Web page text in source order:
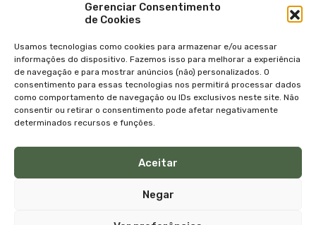
Gerenciar Consentimento
de Cookies
Usamos tecnologias como cookies para armazenar e/ou acessar
informações do dispositivo. Fazemos isso para melhorar a experiência
de navegação e para mostrar anúncios (não) personalizados. O
consentimento para essas tecnologias nos permitirá processar dados
como comportamento de navegação ou IDs exclusivos neste site. Não
consentir ou retirar o consentimento pode afetar negativamente
determinados recursos e funções.
Aceitar
Negar
Início
Imóveis
Empresa
Equipe
Blog
Contato
Política de
privacidade
Muller, 917 –
CEP 88301-
401
Telefone:
+55 47
3045-4070
+55 47
99615-9333
13:30 – 18:00
Sábado e
domingo
com
agendamento